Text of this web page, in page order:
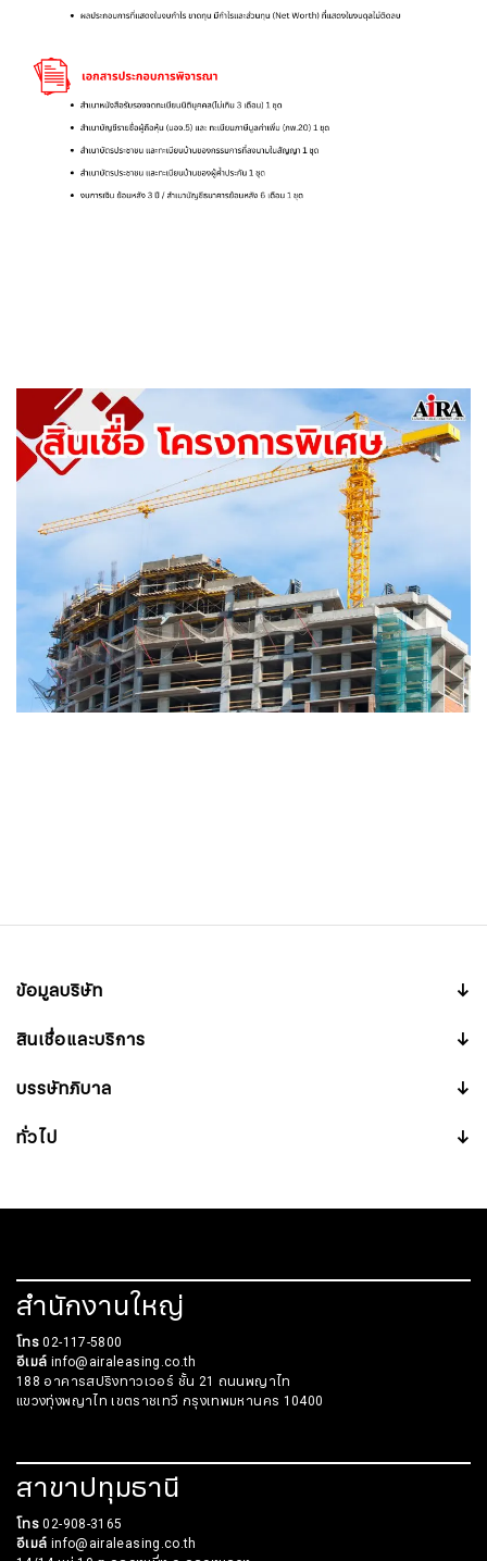
ข้อมูลบริษัท
↓
สินเชื่อและบริการ
↓
บรรษัทภิบาล
↓
ทั่วไป
↓
สำนักงานใหญ่
โทร02-117-5800
อีเมล์ info@airaleasing.co.th
188 อาคารสปริงทาวเวอร์ ชั้น 21 ถนนพญาไท
แขวงทุ่งพญาไท เขตราชเทวี กรุงเทพมหานคร 10400
สาขาปทุมธานี
โทร02-908-3165
อีเมล์ info@airaleasing.co.th